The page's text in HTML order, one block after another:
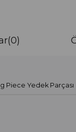
(0)
Piece Yedek Parçası